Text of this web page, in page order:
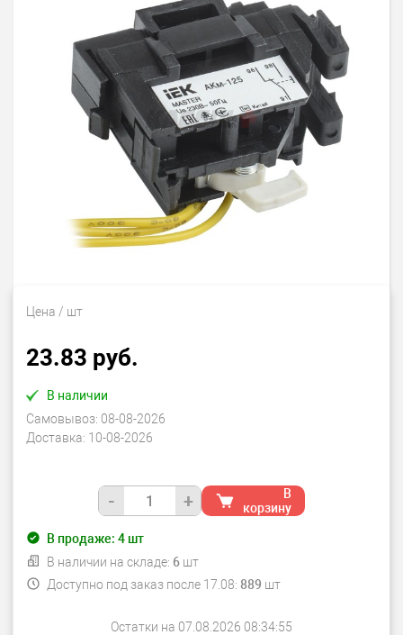
Цена / шт
23.83 руб.
В наличии
Самовывоз: 08-08-2026
Доставка: 10-08-2026
- +
В
корзину
В продаже: 4шт
В наличии на складе: 6шт
Доступно под заказ после 17.08: 889 шт
Остатки на 07.08.2026 08:34:55